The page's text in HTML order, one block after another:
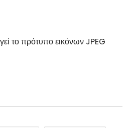
το πρότυπο εικόνων JPEG